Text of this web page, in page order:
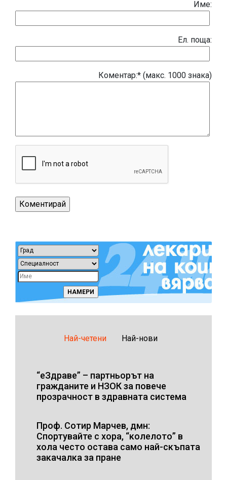
Име:
Eл. поща:
Коментар:* (макс. 1000 знака)
Най-четени Най-нови
“еЗдраве” – партньорът на
гражданите и НЗОК за повече
прозрачност в здравната система
Проф. Сотир Марчев, дмн:
Спортувайте с хора, “колелото” в
хола често остава само най-скъпата
закачалка за пране